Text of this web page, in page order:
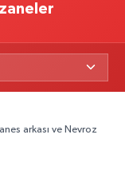
arkası ve Nevroz